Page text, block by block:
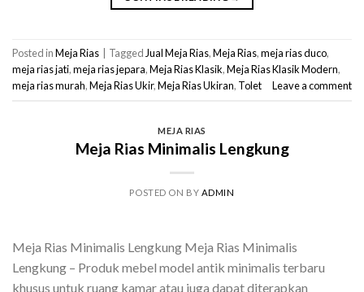
Posted inMeja Rias Tagged Jual Meja Rias,Meja Rias,meja rias duco,
meja rias jati,meja rias jepara,Meja Rias Klasik,Meja Rias Klasik Modern,
meja rias murah,Meja Rias Ukir,Meja Rias Ukiran, Tolet Leave a comment
MEJA RIAS
Meja Rias Minimalis Lengkung
POSTED ON BY ADMIN
Meja Rias Minimalis Lengkung Meja Rias Minimalis
Lengkung – Produk mebel model antik minimalis terbaru
khusus untuk ruang kamar atau juga dapat diterapkan